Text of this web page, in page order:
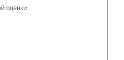
оценки: